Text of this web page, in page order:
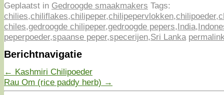
Geplaatst in Gedroogde smaakmakers Tags:
chilies,chiliflakes,chilipeper,chilipepervlokken,chilipoeder,
chiles,gedroogde chilipeper,gedroogde pepers,India,
peperpoeder,spaanse peper,specerijen,Sri Lanka
Berichtnavigatie
← Kashmiri Chilipoeder
Rau Om (rice paddy herb) →